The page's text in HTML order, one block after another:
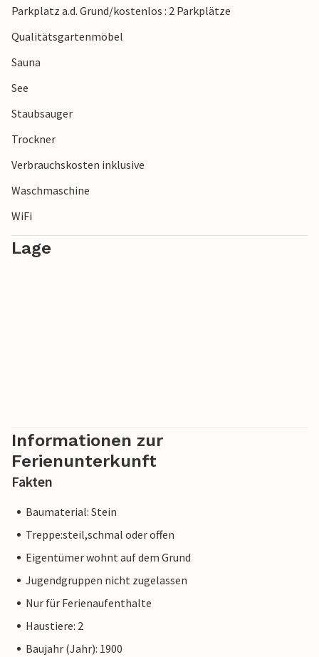
Parkplatz a.d. Grund/kostenlos : 2 Parkplätze
Qualitätsgartenmöbel
Sauna
See
Staubsauger
Trockner
Verbrauchskosten inklusive
Waschmaschine
WiFi
Lage
Informationen zur
Ferienunterkunft
Fakten
Baumaterial: Stein
Treppe:steil,schmal oder offen
Eigentümer wohnt auf dem Grund
Jugendgruppen nicht zugelassen
Nur für Ferienaufenthalte
Haustiere: 2
Baujahr (Jahr): 1900